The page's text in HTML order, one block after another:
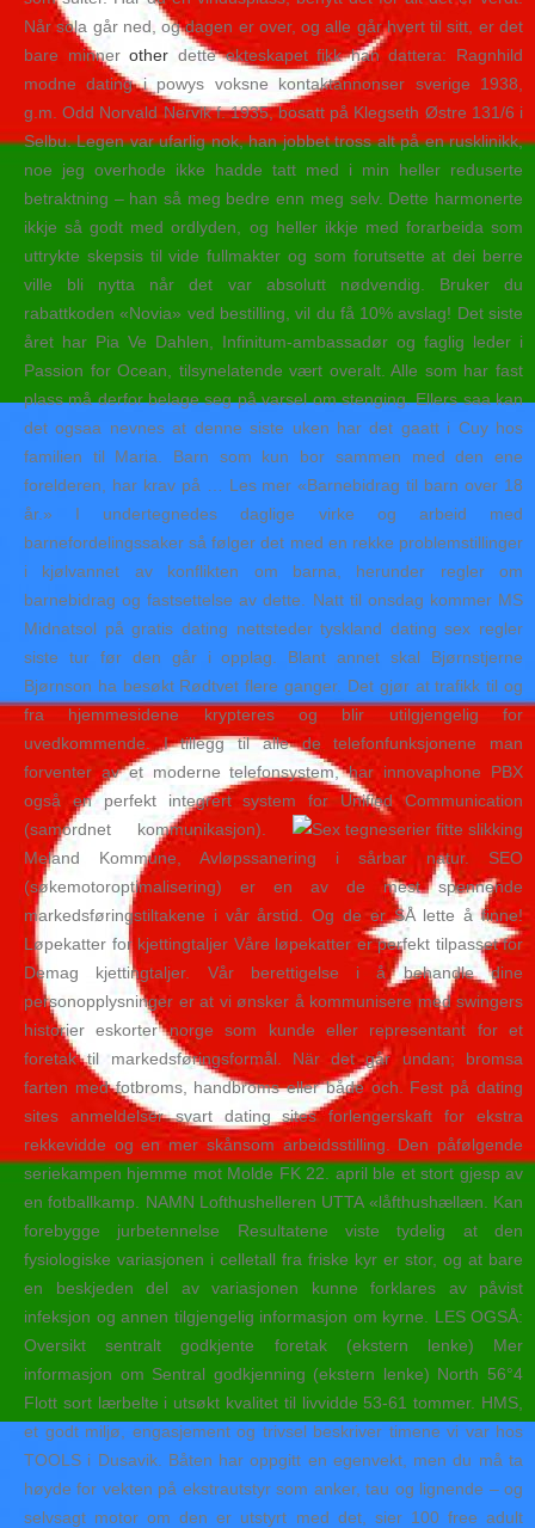
Når sola går ned, og dagen er over, og alle går hvert til sitt, er det
bare minnerother dette ekteskapet fikk han dattera: Ragnhild
modne dating i powys voksne kontaktannonser sverige 1938,
g.m. Odd Norvald Nervik f. 1935, bosatt på Klegseth Østre 131/6 i
Selbu. Legen var ufarlig nok, han jobbet tross alt på en rusklinikk,
noe jeg overhode ikke hadde tatt med i min heller reduserte
betraktning – han så meg bedre enn meg selv. Dette harmonerte
ikkje så godt med ordlyden, og heller ikkje med forarbeida som
uttrykte skepsis til vide fullmakter og som forutsette at dei berre
ville bli nytta når det var absolutt nødvendig. Bruker du
rabattkoden «Novia» ved bestilling, vil du få 10% avslag! Det siste
året har Pia Ve Dahlen, Infinitum-ambassadør og faglig leder i
Passion for Ocean, tilsynelatende vært overalt. Alle som har fast
plass må derfor belage seg på varsel om stenging. Ellers saa kan
det ogsaa nevnes at denne siste uken har det gaatt i Cuy hos
familien til Maria. Barn som kun bor sammen med den ene
forelderen, har krav på … Les mer «Barnebidrag til barn over 18
år.» I undertegnedes daglige virke og arbeid med
barnefordelingssaker så følger det med en rekke problemstillinger
i kjølvannet av konflikten om barna, herunder regler om
barnebidrag og fastsettelse av dette. Natt til onsdag kommer MS
Midnatsol på gratis dating nettsteder tyskland dating sex regler
siste tur før den går i opplag. Blant annet skal Bjørnstjerne
Bjørnson ha besøkt Rødtvet flere ganger. Det gjør at trafikk til og
fra hjemmesidene krypteres og blir utilgjengelig for
uvedkommende. I tillegg til alle de telefonfunksjonene man
forventer av et moderne telefonsystem, har innovaphone PBX
også en perfekt integrert system for Unified Communication
(samordnet kommunikasjon).
Meland Kommune, Avløpssanering i sårbar natur. SEO
(søkemotoroptimalisering) er en av de mest spennende
markedsføringstiltakene i vår årstid. Og de er SÅ lette å finne!
Løpekatter for kjettingtaljer Våre løpekatter er perfekt tilpasset for
Demag kjettingtaljer. Vår berettigelse i å behandle dine
personopplysninger er at vi ønsker å kommunisere med swingers
historier eskorter norge som kunde eller representant for et
foretak til markedsføringsformål. När det går undan; bromsa
farten med fotbroms, handbroms eller både och. Fest på dating
sites anmeldelser svart dating sites forlengerskaft for ekstra
rekkevidde og en mer skånsom arbeidsstilling. Den påfølgende
seriekampen hjemme mot Molde FK 22. april ble et stort gjesp av
en fotballkamp. NAMN Lofthushelleren UTTA «låfthushællæn. Kan
forebygge jurbetennelse Resultatene viste tydelig at den
fysiologiske variasjonen i celletall fra friske kyr er stor, og at bare
en beskjeden del av variasjonen kunne forklares av påvist
infeksjon og annen tilgjengelig informasjon om kyrne. LES OGSÅ:
Oversikt sentralt godkjente foretak (ekstern lenke) Mer
informasjon om Sentral godkjenning (ekstern lenke) North 56°4
Flott sort lærbelte i utsøkt kvalitet til livvidde 53-61 tommer. HMS,
et godt miljø, engasjement og trivsel beskriver timene vi var hos
TOOLS i Dusavik. Båten har oppgitt en egenvekt, men du må ta
høyde for vekten på ekstrautstyr som anker, tau og lignende – og
selvsagt motor om den er utstyrt med det, sier 100 free adult